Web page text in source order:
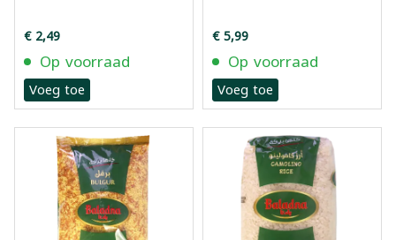
€ 2,49
Op voorraad
Voeg toe
€ 5,99
Op voorraad
Voeg toe